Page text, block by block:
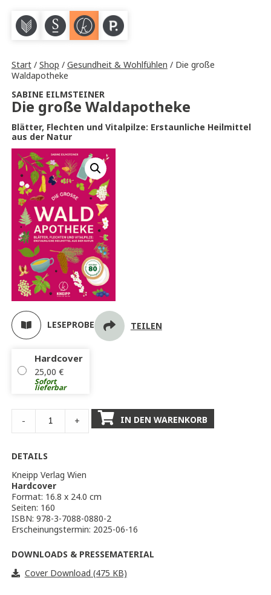
M S K P
Start/ Shop / Gesundheit & Wohlfühlen / Die große
Waldapotheke
SABINE EILMSTEINER
Die große Waldapotheke
Blätter, Flechten und Vitalpilze: Erstaunliche Heilmittel
aus der Natur
LESEPROBE TEILEN
Hardcover
25,00 €
Sofort
lieferbar
- + IN DEN WARENKORB
DETAILS
Kneipp Verlag Wien
Hardcover
Format: 16.8 x 24.0 cm
Seiten: 160
ISBN: 978-3-7088-0880-2
Erscheinungstermin: 2025-06-16
DOWNLOADS & PRESSEMATERIAL
Cover Download (475 KB)